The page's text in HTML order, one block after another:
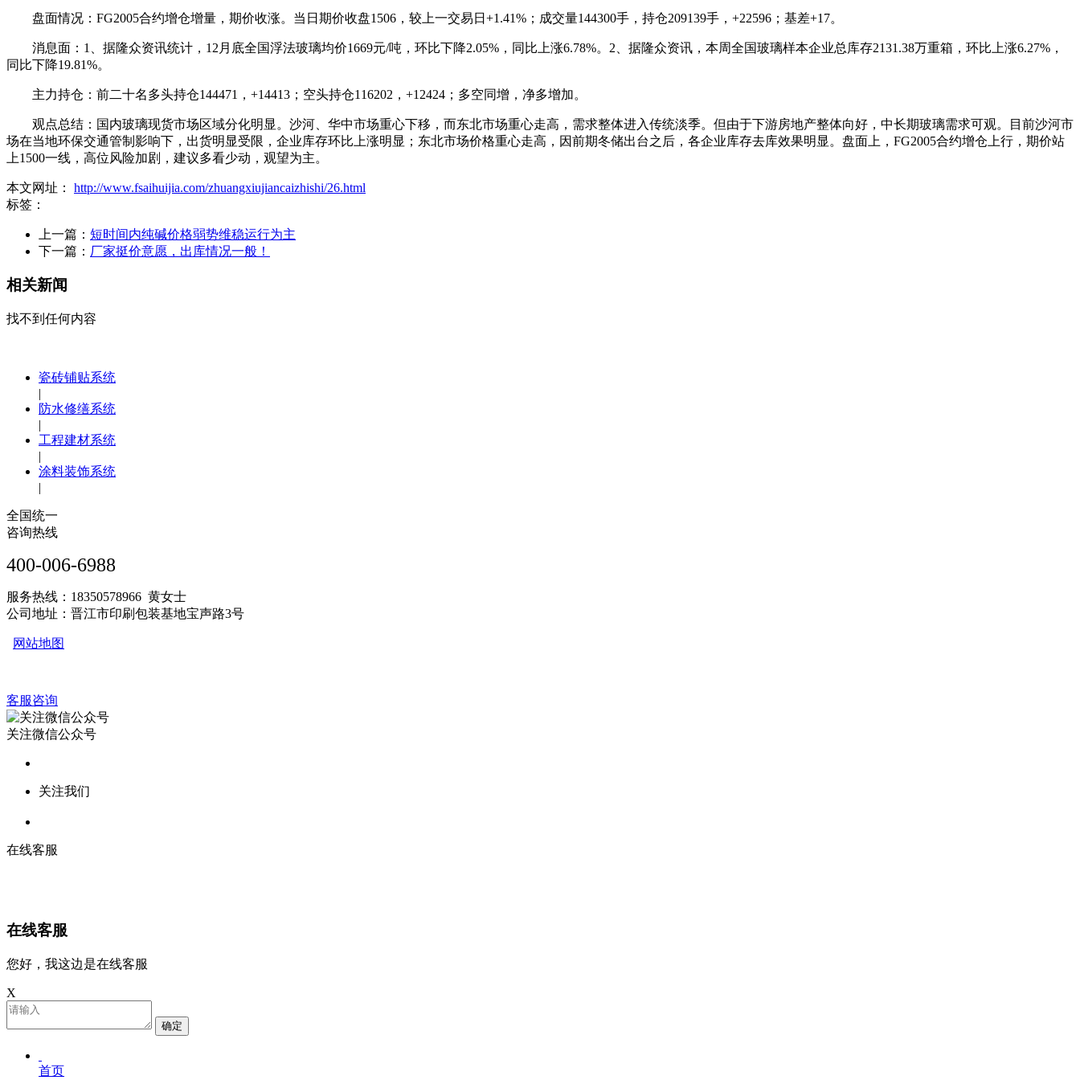
盘面情况：FG2005合约增仓增量，期价收涨。当日期价收盘1506，较上一交易日+1.41%；成交量144300手，持仓209139手，+22596；基差+17。
消息面：1、据隆众资讯统计，12月底全国浮法玻璃均价1669元/吨，环比下降2.05%，同比上涨6.78%。2、据隆众资讯，本周全国玻璃样本企业总库存2131.38万重箱，环比上涨6.27%，
同比下降19.81%。
主力持仓：前二十名多头持仓144471，+14413；空头持仓116202，+12424；多空同增，净多增加。
观点总结：国内玻璃现货市场区域分化明显。沙河、华中市场重心下移，而东北市场重心走高，需求整体进入传统淡季。但由于下游房地产整体向好，中长期玻璃需求可观。目前沙河市
场在当地环保交通管制影响下，出货明显受限，企业库存环比上涨明显；东北市场价格重心走高，因前期冬储出台之后，各企业库存去库效果明显。盘面上，FG2005合约增仓上行，期价站
上1500一线，高位风险加剧，建议多看少动，观望为主。
本文网址： http://www.fsaihuijia.com/zhuangxiujiancaizhishi/26.html
标签：
上一篇： 短时间内纯碱价格弱势维稳运行为主
下一篇： 厂家挺价意愿，出库情况一般！
相关新闻
找不到任何内容
瓷砖铺贴系统
|
防水修缮系统
|
工程建材系统
|
涂料装饰系统
|
全国统一
咨询热线
400-006-6988
服务热线：18350578966 黄女士
公司地址：晋江市印刷包装基地宝声路3号
网站地图
客服咨询
关注微信公众号
关注我们
在线客服
在线客服
您好，我这边是在线客服
X
确定
首页